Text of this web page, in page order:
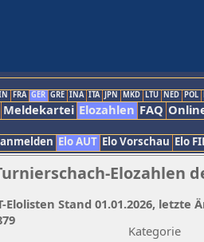
FRA GER GRE INA ITA JPN MKD LTU NED POL
Meldekartei Elozahlen FAQ
Elo AUT Elo Vorschau Elo
Elozahlen
Kategorie
Elolisten Stand 01.01.2026, letzte